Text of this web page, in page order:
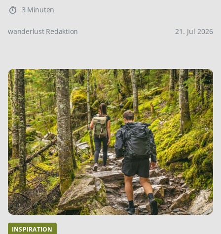
3 Minuten
wanderlust Redaktion 21. Jul 2026
INSPIRATION